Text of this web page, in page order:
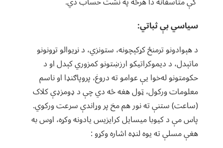
سیاسي بې ثباتي:
د هېوادونو ترمنځ کړکېچونه، ستونزي، د نړیوالو تړونونو
ماتېدل، د دیموکراتیکو ارزښتونو کمزوري کېدل او د
حکومتونو له‌خوا یې عوامو ته دروغ، پروپاګنډا او ناسم
معلومات ورکول، ټول هغه څه دي چې د ډومزډې کلاک
(ساعت) ستنې ته نور هم مخ پر وړاندې سرعت ورکوي.
پاس مې د کیوبا میسایل کرایزیس یادونه وکړه، اوس به
هغې مسلې ته یوه لنډه اشاره وکړو :